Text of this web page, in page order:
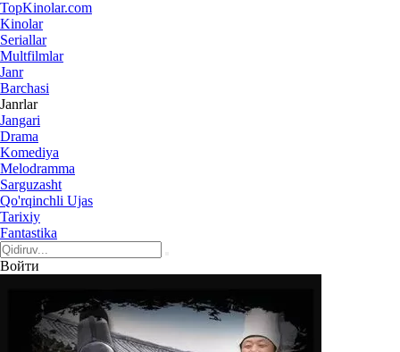
TopKinolar.com
Kinolar
Seriallar
Multfilmlar
Janr
Barchasi
Janrlar
Jangari
Drama
Komediya
Melodramma
Sarguzasht
Qo'rqinchli Ujas
Tarixiy
Fantastika
Войти